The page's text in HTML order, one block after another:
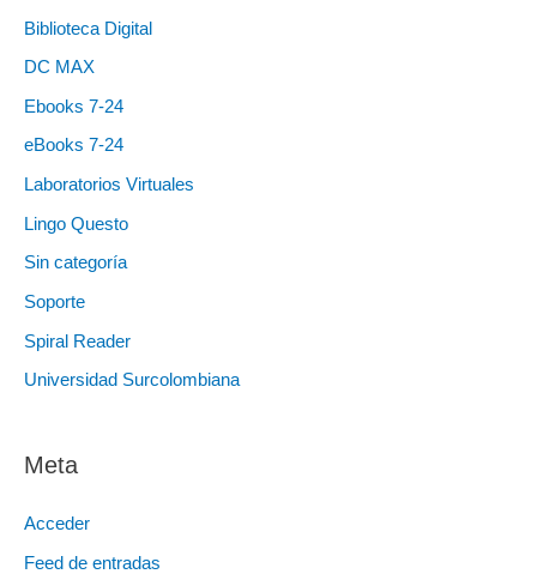
Biblioteca Digital
DC MAX
Ebooks 7-24
eBooks 7-24
Laboratorios Virtuales
Lingo Questo
Sin categoría
Soporte
Spiral Reader
Universidad Surcolombiana
Meta
Acceder
Feed de entradas